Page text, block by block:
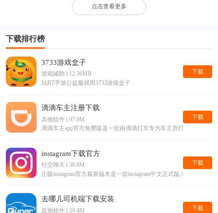
点击查看更多
下载排行榜
3733游戏盒子
游戏辅助
12.36MB
玩BT手游公益服就用3733游戏盒子
下载
滴滴车主注册下载
其他软件
97.0M
滴滴车主app官方免费版是一款由滴滴打车专为车主而打造的手机
下载
instagram下载官方
社交聊天
38.6M
正版instagram官方最新版本是一款instagram中文正式版,非常受欢
下载
去哪儿司机端下载安装
其他软件
29.4M
下载